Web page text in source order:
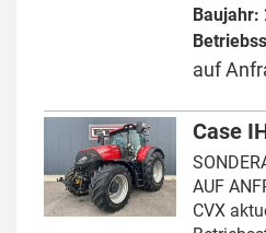
Baujahr:
auf
Case
AUF
CVX